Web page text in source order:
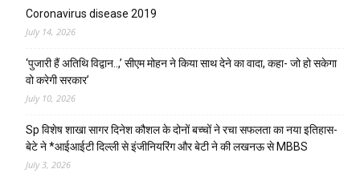
Coronavirus disease 2019
July 14, 2026
‘पुजारी हैं अतिथि विद्वान..,’ सीएम मोहन ने किया साथ देने का वादा, कहा- जो हो सकेगा
वो करेगी सरकार’
July 10, 2026
Sp विशेष शाखा सागर दिनेश कौशल के दोनों बच्चों ने रचा सफलता का नया इतिहास-
बेटे ने *आईआईटी दिल्ली से इंजीनियरिंग और बेटी ने की लखनऊ से MBBS
July 3, 2026